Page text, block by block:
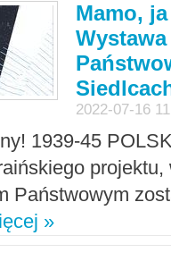
Mamo,
2022-07-16
1939-45
Państwowym
»